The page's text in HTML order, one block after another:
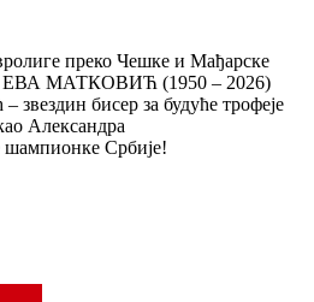
преко Чешке и Мађарске
МАТКОВИЋ (1950 – 2026)
звездин бисер за будуће трофеје
Александра
шампионке Србије!